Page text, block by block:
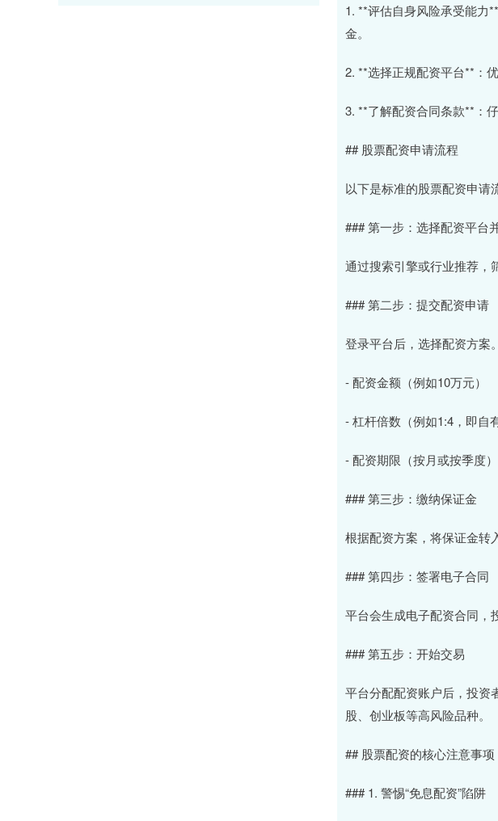
1. **评估自身风险承受能力
金。
2. **选择正规配资平台**：
3. **了解配资合同条款**：
## 股票配资申请流程
以下是标准的股票配资申请
### 第一步：选择配资平台
通过搜索引擎或行业推荐，
### 第二步：提交配资申请
登录平台后，选择配资方案
- 配资金额（例如10万元）
- 杠杆倍数（例如1:4，即自
- 配资期限（按月或按季度）
### 第三步：缴纳保证金
根据配资方案，将保证金转
### 第四步：签署电子合同
平台会生成电子配资合同，
### 第五步：开始交易
平台分配配资账户后，投资
股、创业板等高风险品种。
## 股票配资的核心注意事项
### 1. 警惕“免息配资”陷阱